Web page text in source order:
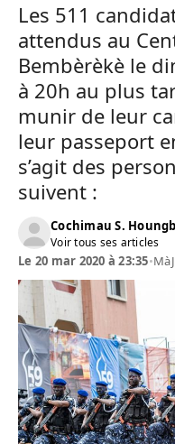
Les 511
attendus au
Bembèrèkè le
à 20h au plus
munir de leur
leur passeport
s’agit des
suivent :
Cochimau S.
Voir tous ses articles
Le 20 mar 2020 à 23:35•